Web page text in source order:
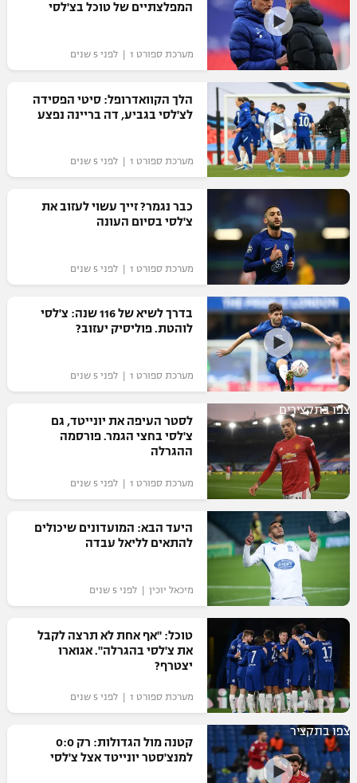
המפלצתיים של טוכל בצ'לסי
מערכת ספורט 1 | לפני 5 שנים
הלך הקוואדרופל: סיטי הפסידה
לצ'לסי בגביע, דה בריינה נפצע
מערכת ספורט 1 | לפני 5 שנים
כבר נגמר? זייך עשוי לעזוב את
צ'לסי בסיום העונה
מערכת ספורט 1 | לפני 5 שנים
בדרך לשיא של 116 שנה: צ'לסי
לוהטת. פוליסיק יעזוב?
מערכת ספורט 1 | לפני 5 שנים
צפו בתקצירים
לסטר העיפה את יונייטד, גם
צ'לסי בחצי הגמר. פורסמה
ההגרלה
מערכת ספורט 1 | לפני 5 שנים
היעד הבא: המועדונים שיכולים
להתאים לליאל עבדה
מיכאל יוכין | לפני 5 שנים
טוכל: "אף אחת לא תרצה לקבל
את צ'לסי בהגרלה". אגוארו
יצטרף?
מערכת ספורט 1 | לפני 5 שנים
צפו בתקציר
קטנה מול הגדולות: רק 0:0
למנצ'סטר יונייטד אצל צ'לסי